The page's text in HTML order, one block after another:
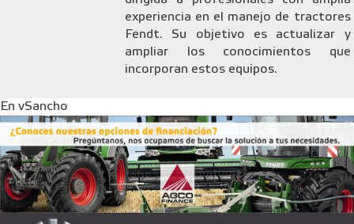
experiencia en el manejo de tractores
Fendt. Su objetivo es actualizar y
ampliar los conocimientos que
incorporan estos equipos.
En vSancho